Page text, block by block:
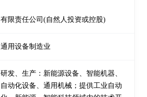
有限责任公司(自然人投资或控股)
通用设备制造业
研发、生产：新能源设备、智能机器、
自动化设备、通用机械；提供工业自动